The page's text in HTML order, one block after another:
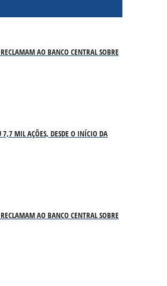
AO BANCO CENTRAL SOBRE
7,7 MIL AÇÕES, DESDE O INÍCIO DA
AO BANCO CENTRAL SOBRE